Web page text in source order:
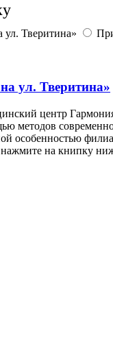
Тверитина»
ул. Тверитина»
центр
методов
особенностью
нажмите на книпку